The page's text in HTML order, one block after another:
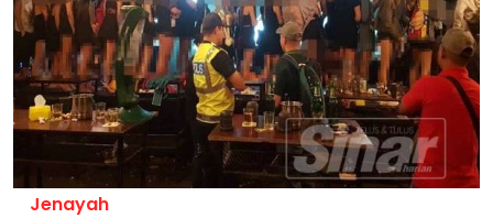
Jenayah